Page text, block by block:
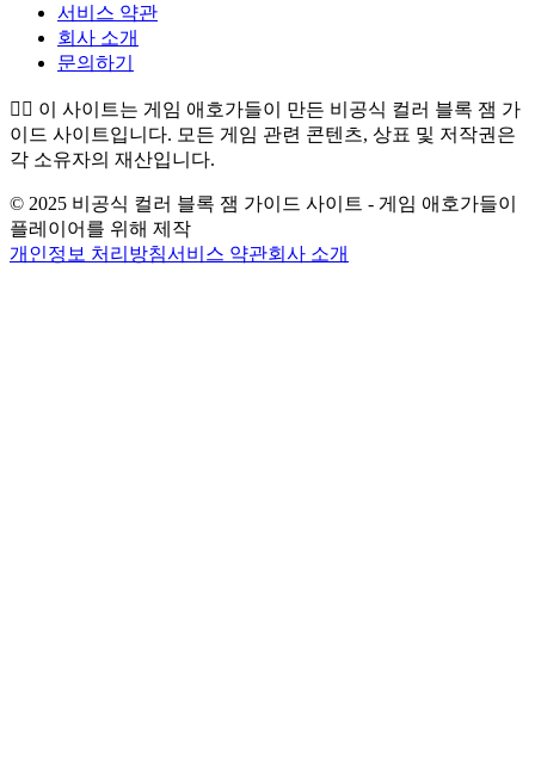
서비스 약관
회사 소개
문의하기
👉🏻 이 사이트는 게임 애호가들이 만든 비공식 컬러 블록 잼 가
이드 사이트입니다. 모든 게임 관련 콘텐츠, 상표 및 저작권은
각 소유자의 재산입니다.
© 2025 비공식 컬러 블록 잼 가이드 사이트 - 게임 애호가들이
플레이어를 위해 제작
개인정보 처리방침서비스 약관회사 소개